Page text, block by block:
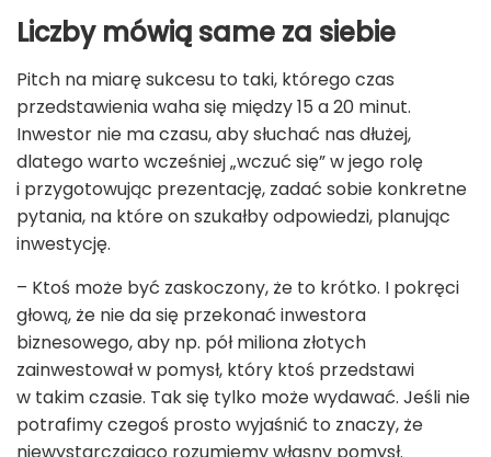
Liczby mówią same za siebie
Pitch na miarę sukcesu to taki, którego czas
przedstawienia waha się między 15 a 20 minut.
Inwestor nie ma czasu, aby słuchać nas dłużej,
dlatego warto wcześniej „wczuć się” w jego rolę
i przygotowując prezentację, zadać sobie konkretne
pytania, na które on szukałby odpowiedzi, planując
inwestycję.
– Ktoś może być zaskoczony, że to krótko. I pokręci
głową, że nie da się przekonać inwestora
biznesowego, aby np. pół miliona złotych
zainwestował w pomysł, który ktoś przedstawi
w takim czasie. Tak się tylko może wydawać. Jeśli nie
potrafimy czegoś prosto wyjaśnić to znaczy, że